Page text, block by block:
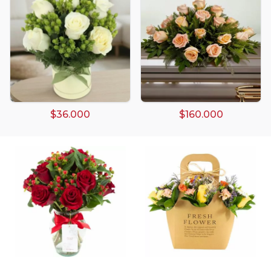
$36.000 $160.000
Arreglos damasco
Arreglos de Globos
Arreglos Florales
Arreglos florales amarillos
Arreglos florales de color rojo
Arreglos Florales en Florero
Arreglos florales en tono blanco
Arreglos florales en tono lila
Arreglos florales en tono naranja